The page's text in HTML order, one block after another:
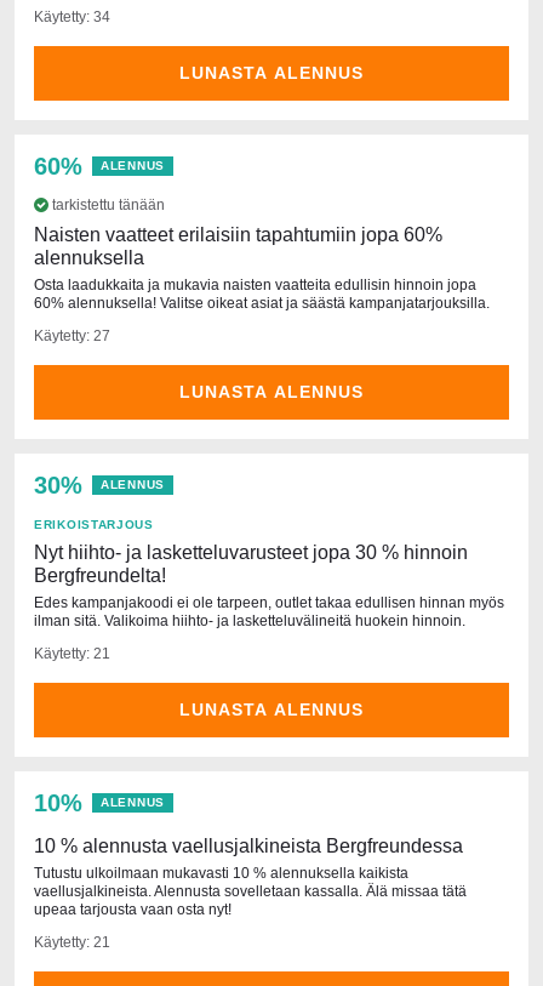
Käytetty: 34
LUNASTA ALENNUS
60% ALENNUS
tarkistettu tänään
Naisten vaatteet erilaisiin tapahtumiin jopa 60%
alennuksella
Osta laadukkaita ja mukavia naisten vaatteita edullisin hinnoin jopa
60% alennuksella! Valitse oikeat asiat ja säästä kampanjatarjouksilla.
Käytetty: 27
LUNASTA ALENNUS
30% ALENNUS
ERIKOISTARJOUS
Nyt hiihto- ja lasketteluvarusteet jopa 30 % hinnoin
Bergfreundelta!
Edes kampanjakoodi ei ole tarpeen, outlet takaa edullisen hinnan myös
ilman sitä. Valikoima hiihto- ja lasketteluvälineitä huokein hinnoin.
Käytetty: 21
LUNASTA ALENNUS
10% ALENNUS
10 % alennusta vaellusjalkineista Bergfreundessa
Tutustu ulkoilmaan mukavasti 10 % alennuksella kaikista
vaellusjalkineista. Alennusta sovelletaan kassalla. Älä missaa tätä
upeaa tarjousta vaan osta nyt!
Käytetty: 21